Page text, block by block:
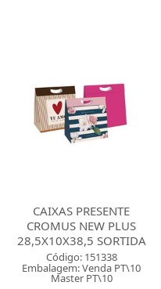
CAIXAS PRESENTE
CROMUS NEW PLUS
28,5X10X38,5 SORTIDA
Código: 151338
Embalagem: Venda PT\10
Master PT\10